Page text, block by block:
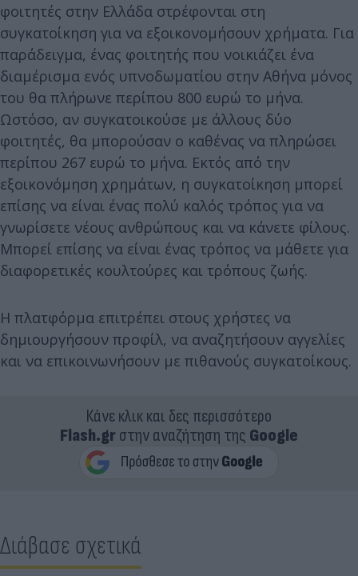
φοιτητές στην Ελλάδα στρέφονται στη
συγκατοίκηση για να εξοικονομήσουν χρήματα. Για
παράδειγμα, ένας φοιτητής που νοικιάζει ένα
διαμέρισμα ενός υπνοδωματίου στην Αθήνα μόνος
του θα πλήρωνε περίπου 800 ευρώ το μήνα.
Ωστόσο, αν συγκατοικούσε με άλλους δύο
φοιτητές, θα μπορούσαν ο καθένας να πληρώσει
περίπου 267 ευρώ το μήνα. Εκτός από την
εξοικονόμηση χρημάτων, η συγκατοίκηση μπορεί
επίσης να είναι ένας πολύ καλός τρόπος για να
γνωρίσετε νέους ανθρώπους και να κάνετε φίλους.
Μπορεί επίσης να είναι ένας τρόπος να μάθετε για
διαφορετικές κουλτούρες και τρόπους ζωής.
Η πλατφόρμα επιτρέπει στους χρήστες να
δημιουργήσουν προφίλ, να αναζητήσουν αγγελίες
και να επικοινωνήσουν με πιθανούς συγκατοίκους.
Κάνε κλικ και δες περισσότερο
Flash.grστην αναζήτηση της Google
Διάβασε σχετικά